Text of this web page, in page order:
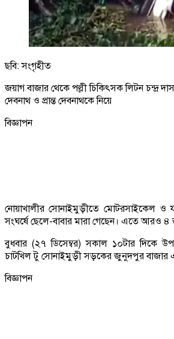
ছবি: সংগৃহীত
জয়াগ বাজার থেকে পল্লী চিকিৎসক লিটন চন্দ্র
দেবনাথ ও প্রান্ত দেবনাথকে নিয়ে
বিজ্ঞাপন
নোয়াখালীর সোনাইমুড়ীতে মোটরসাইকেল ও
সংঘর্ষে ছেলে-বাবার মারা গেছেন। এতে আরও
বুধবার (২৭ ডিসেম্বর) সকাল ১০টার দিকে
চাটখিল টু সোনাইমুড়ী সড়কের জুনুদপুর বাজার
বিজ্ঞাপন